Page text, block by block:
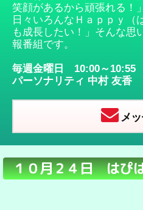
笑顔があるから頑張れる！
日々いろんなＨａｐｐｙ（
も成長したい！」そんな思
報番組です。
毎週金曜日 10:00～10:55
パーソナリティ 中村 友香
メッ
１０月２４日 はぴ